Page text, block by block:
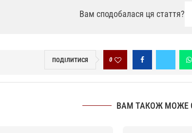
Вам сподобалася ця стаття?
ПОДІЛИТИСЯ 0
ВАМ ТАКОЖ МОЖЕ